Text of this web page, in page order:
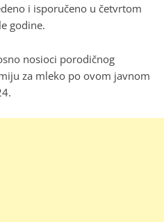
i isporučeno u četvrtom
godine.
nosioci porodičnog
za mleko po ovom javnom